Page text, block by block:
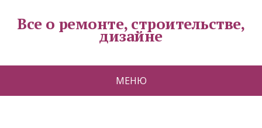
Все о ремонте, строительстве,
дизайне
МЕНЮ